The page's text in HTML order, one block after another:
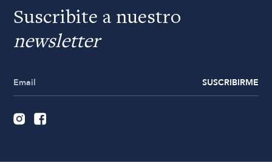
Suscribite a nuestro
newsletter
SUSCRIBIRME